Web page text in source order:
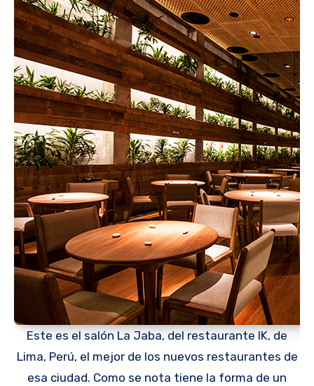
Este es el salón La Jaba, del restaurante IK, de
Lima, Perú, el mejor de los nuevos restaurantes de
esa ciudad. Como se nota tiene la forma de un